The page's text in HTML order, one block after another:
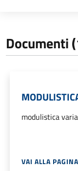
Documenti
modulistica varia
VAI ALLA PAGINA